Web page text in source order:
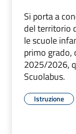
Si porta a
del territorio
le scuole
primo grado,
2025/2026,
Scuolabus.
Istruzione